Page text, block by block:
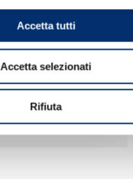
Accetta tutti
Accetta selezionati
Rifiuta